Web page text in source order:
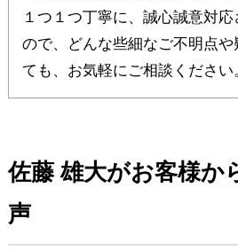
１つ１つ丁寧に、誠心誠意対
ので、どんな些細なご不明点
ても、お気軽にご相談ください
佐藤 雄大がお客様か
声